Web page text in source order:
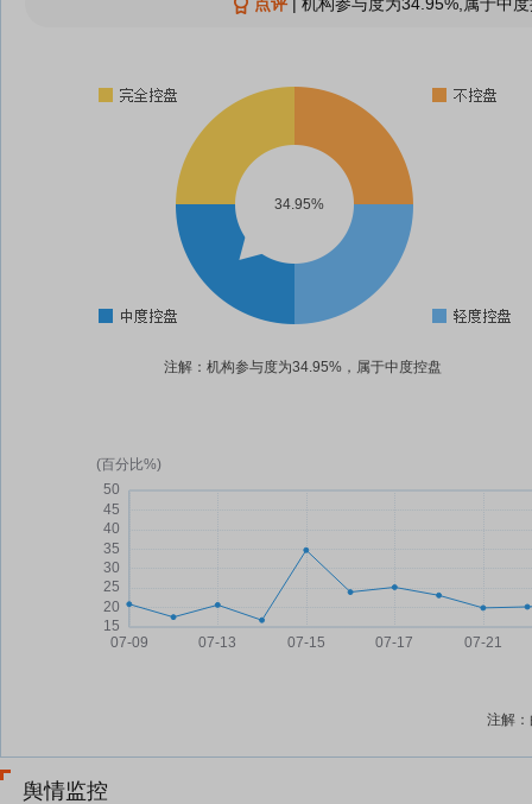
34.95%
注解：机构参与度为34.95%，属于中度控盘
注解
舆情监控